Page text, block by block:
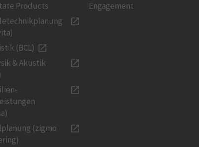
Products
(BCL)
& Akustik
(zigmo
Engagement